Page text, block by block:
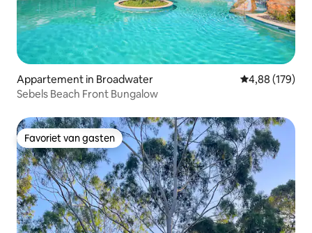
Appartement in Broadwater Gemiddelde
4,88 (179)
Sebels Beach Front Bungalow
Favoriet van gasten
Favoriet van gasten